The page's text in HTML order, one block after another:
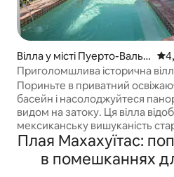
Вілла у місті Пуерто-Валья
рта
Приголомшлива історична
приватний басейн і
Пориньте в приватний
басейн і насолоджуйтеся
видом на затоку. Ця вілла
мексиканську вишуканість
світу з дерев 'яними балками,
розписаною вручну плиткою
колоніальним антикваріальним
Плая Махахуїтас:
в помешканнях